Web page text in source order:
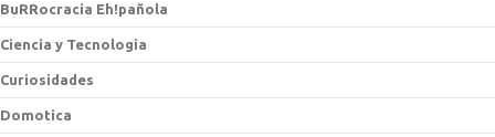
BuRRocracia Eh!pañola
Ciencia y Tecnologia
Curiosidades
Domotica